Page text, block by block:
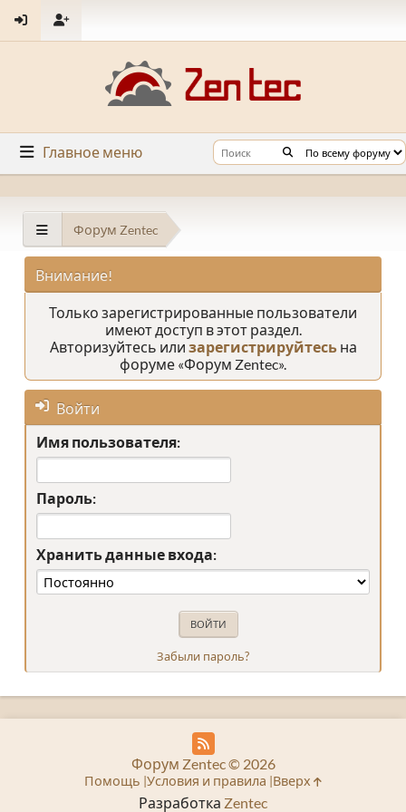
Главное меню
Форум Zentec
Внимание!
Только зарегистрированные пользователи
имеют доступ в этот раздел.
Авторизуйтесь или зарегистрируйтесьна
форуме «Форум Zentec».
Войти
Имя пользователя:
Пароль:
Хранить данные входа:
Забыли пароль?
Разработка Zentec
Форум Zentec © 2026
Помощь Условия и правила Вверх